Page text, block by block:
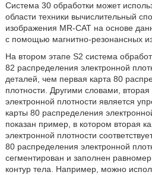
Система 30 обработки может
области техники вычислительный
изображения MR-CAT на основе
с помощью магнитно-резонансных
На втором этапе S2 система
82 распределения электронной
деталей, чем первая карта 80
плотности. Другими словами,
электронной плотности является
карты 80 распределения
показан пример, в котором вторая
электронной плотности
80 распределения электронной
сегментирован и заполнен
контур тела. Например, можно